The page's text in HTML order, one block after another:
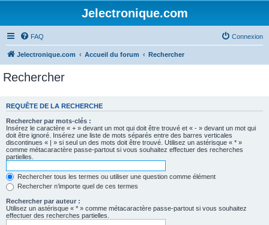
Jelectronique.com
FAQ Connexion
Jelectronique.com Accueil du forum Rechercher
Rechercher
REQUÊTE DE LA RECHERCHE
Rechercher par mots-clés :
Insérez le caractère « + » devant un mot qui doit être trouvé et « - » devant un mot qui
doit être ignoré. Insérez une liste de mots séparés entre des barres verticales
discontinues « | » si seul un des mots doit être trouvé. Utilisez un astérisque « * »
comme métacaractère passe-partout si vous souhaitez effectuer des recherches
partielles.
Rechercher tous les termes ou utiliser une question comme élément
Rechercher n’importe quel de ces termes
Rechercher par auteur :
Utilisez un astérisque « * » comme métacaractère passe-partout si vous souhaitez
effectuer des recherches partielles.